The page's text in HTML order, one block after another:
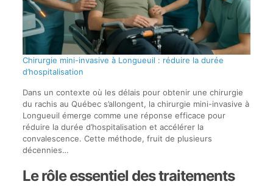
Chirurgie mini-invasive à Longueuil : réduire la durée
d’hospitalisation
Dans un contexte où les délais pour obtenir une chirurgie
du rachis au Québec s’allongent, la chirurgie mini-invasive à
Longueuil émerge comme une réponse efficace pour
réduire la durée d’hospitalisation et accélérer la
convalescence. Cette méthode, fruit de plusieurs
décennies…
Le rôle essentiel des traitements